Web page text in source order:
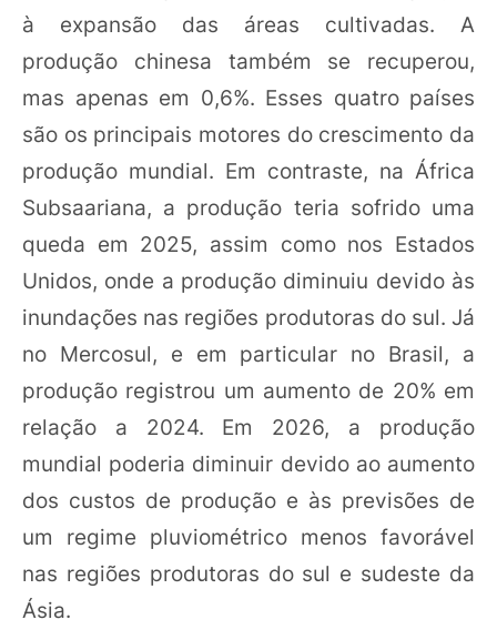
à expansão das áreas cultivadas. A
produção chinesa também se recuperou,
mas apenas em 0,6%. Esses quatro países
são os principais motores do crescimento da
produção mundial. Em contraste, na África
Subsaariana, a produção teria sofrido uma
queda em 2025, assim como nos Estados
Unidos, onde a produção diminuiu devido às
inundações nas regiões produtoras do sul. Já
no Mercosul, e em particular no Brasil, a
produção registrou um aumento de 20% em
relação a 2024. Em 2026, a produção
mundial poderia diminuir devido ao aumento
dos custos de produção e às previsões de
um regime pluviométrico menos favorável
nas regiões produtoras do sul e sudeste da
Ásia.